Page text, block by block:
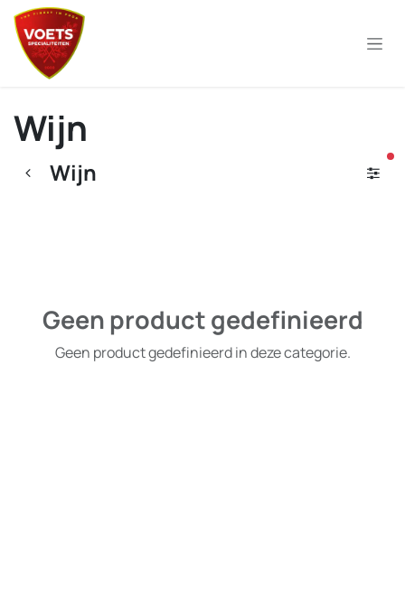
Overslaan naar inhoud
Wijn
Wijn
Geen product gedefinieerd
Geen product gedefinieerd in deze categorie.